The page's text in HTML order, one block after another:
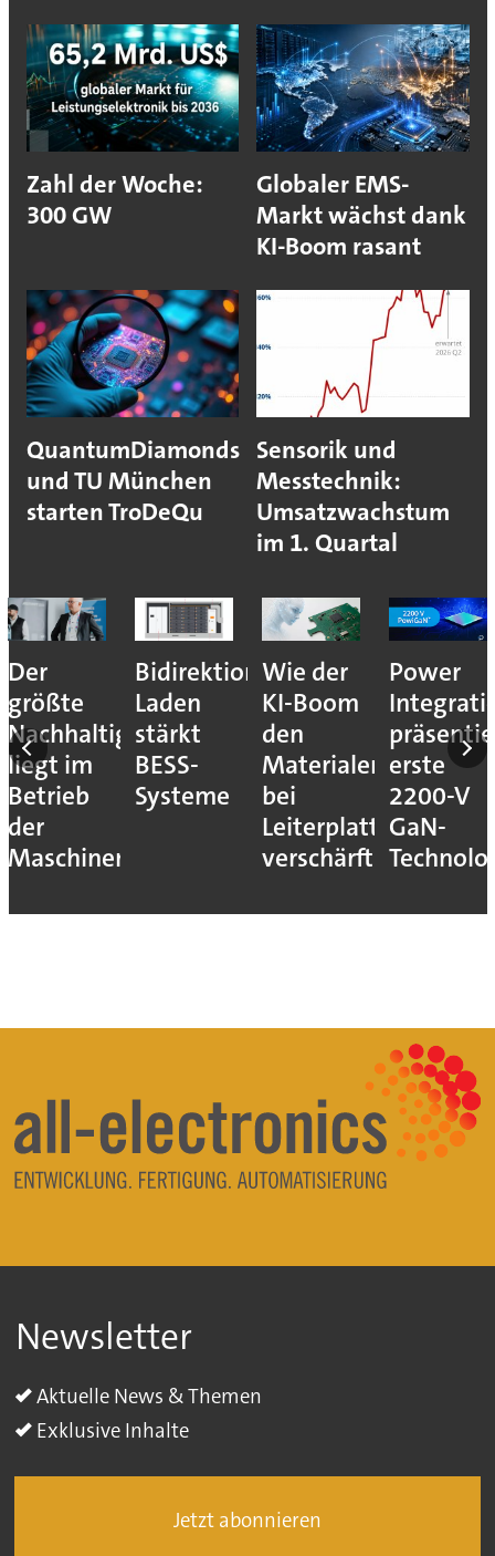
Zahl der Woche:
300 GW
Globaler EMS-
Markt wächst dank
KI-Boom rasant
QuantumDiamonds
und TU München
starten TroDeQu
Sensorik und
Messtechnik:
Umsatzwachstum
im 1. Quartal
Der
größte
Nachhaltigkeitshebel
liegt im
Betrieb
der
Maschinen
Bidirektionales
Laden
stärkt
BESS-
Systeme
Wie der
KI-Boom
den
Materialengpass
bei
Leiterplatten
verschärft
Power
erste
2200-V
GaN-
Newsletter
Aktuelle News & Themen
Exklusive Inhalte
Jetzt abonnieren